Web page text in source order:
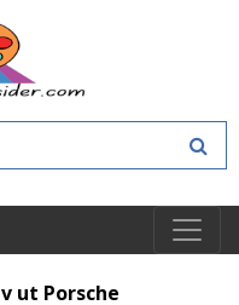
ut Porsche